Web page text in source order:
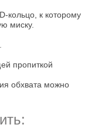
кольцо, к которому
миску.
пропиткой
обхвата можно